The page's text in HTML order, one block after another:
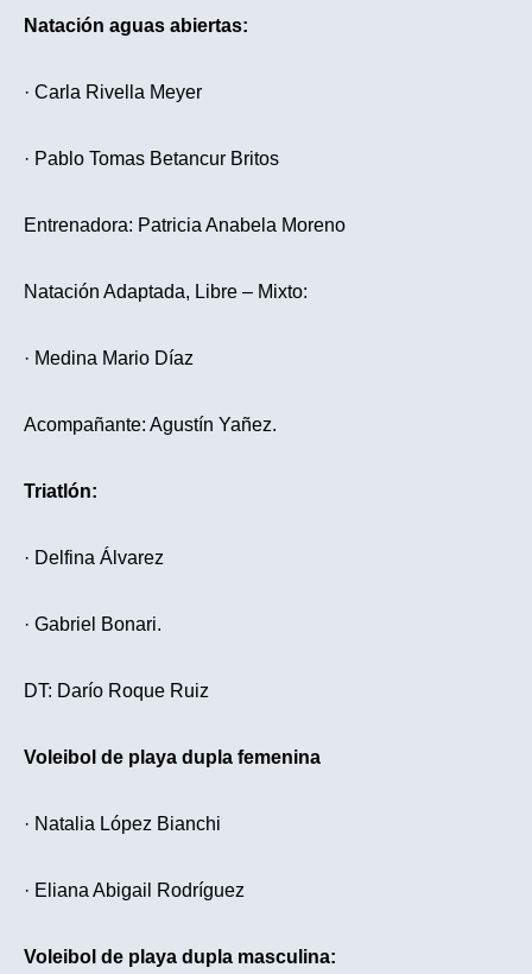
Natación aguas abiertas:
· Carla Rivella Meyer
· Pablo Tomas Betancur Britos
Entrenadora: Patricia Anabela Moreno
Natación Adaptada, Libre – Mixto:
· Medina Mario Díaz
Acompañante: Agustín Yañez.
Triatlón:
· Delfina Álvarez
· Gabriel Bonari.
DT: Darío Roque Ruiz
Voleibol de playa dupla femenina
· Natalia López Bianchi
· Eliana Abigail Rodríguez
Voleibol de playa dupla masculina: